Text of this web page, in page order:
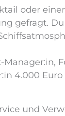
oder
gefragt.
4.000
und